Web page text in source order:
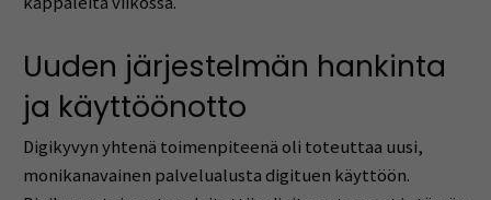
Uuden järjestelmän hankinta
ja käyttöönotto
Digikyvyn yhtenä toimenpiteenä oli toteuttaa uusi,
monikanavainen palvelualusta digituen käyttöön.